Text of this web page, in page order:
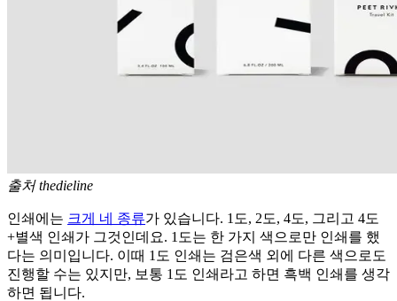
출처 thedieline
인쇄에는 크게 네 종류가 있습니다. 1도, 2도, 4도, 그리고 4도
+별색 인쇄가 그것인데요. 1도는 한 가지 색으로만 인쇄를 했
다는 의미입니다. 이때 1도 인쇄는 검은색 외에 다른 색으로도
진행할 수는 있지만, 보통 1도 인쇄라고 하면 흑백 인쇄를 생각
하면 됩니다.